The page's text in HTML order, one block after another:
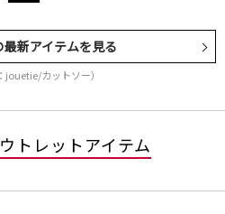
新アイテムを見る
jouetie/カットソー）
トレットアイテム